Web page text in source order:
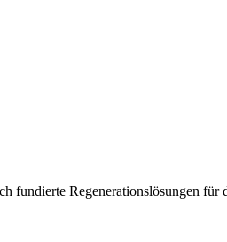
fundierte Regenerationslösungen für